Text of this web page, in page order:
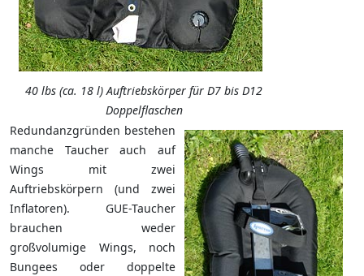
40 lbs (ca. 18 l) Auftriebskörper für D7 bis D12
Doppelflaschen
Redundanzgründen bestehen
manche Taucher auch auf
Wings mit zwei
Auftriebskörpern (und zwei
Inflatoren). GUE-Taucher
brauchen weder
großvolumige Wings, noch
Bungees oder doppelte